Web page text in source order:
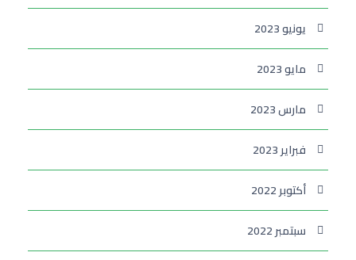
يونيو 2023
مايو 2023
مارس 2023
فبراير 2023
أكتوبر 2022
سبتمبر 2022